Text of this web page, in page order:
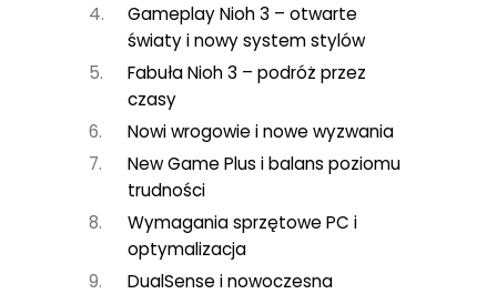
Gameplay Nioh 3 – otwarte
światy i nowy system stylów
Fabuła Nioh 3 – podróż przez
czasy
Nowi wrogowie i nowe wyzwania
New Game Plus i balans poziomu
trudności
Wymagania sprzętowe PC i
optymalizacja
DualSense i nowoczesna